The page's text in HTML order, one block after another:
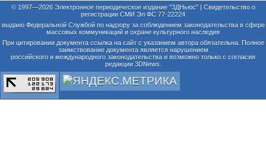
© 1997—2026 Электронное периодическое издание "3ДНьюс" | Свидетельство о
регистрации СМИ Эл ФС 77-22224
выдано Федеральной Службой по надзору за соблюдением законодательства в сфере
массовых коммуникаций и охране культурного наследия
При цитировании документа ссылка на сайт с указанием автора обязательна. Полное
заимствование документа является нарушением
российского и международного законодательства и возможно только с согласия
редакции 3DNews.